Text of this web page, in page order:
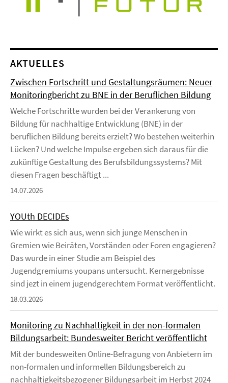
AKTUELLES
Zwischen Fortschritt und Gestaltungsräumen: Neuer
Monitoringbericht zu BNE in der Beruflichen Bildung
Welche Fortschritte wurden bei der Verankerung von
Bildung für nachhaltige Entwicklung (BNE) in der
beruflichen Bildung bereits erzielt? Wo bestehen weiterhin
Lücken? Und welche Impulse ergeben sich daraus für die
zukünftige Gestaltung des Berufsbildungssystems? Mit
diesen Fragen beschäftigt ...
14.07.2026
YOUth DECIDEs
Wie wirkt es sich aus, wenn sich junge Menschen in
Gremien wie Beiräten, Vorständen oder Foren engagieren?
Das wurde in einer Studie am Beispiel des
Jugendgremiums youpans untersucht. Kernergebnisse
sind jezt in einem jugendgerechtem Format veröffentlicht.
18.03.2026
Monitoring zu Nachhaltigkeit in der non-formalen
Bildungsarbeit: Bundesweiter Bericht veröffentlicht
Mit der bundesweiten Online-Befragung von Anbietern im
non-formalen und informellen Bildungsbereich zu
nachhaltigkeitsbezogener Bildungsarbeit im Herbst 2024